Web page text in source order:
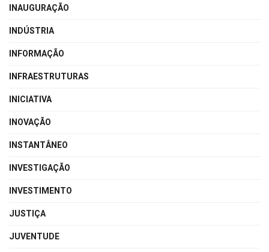
INAUGURAÇÃO
INDÚSTRIA
INFORMAÇÃO
INFRAESTRUTURAS
INICIATIVA
INOVAÇÃO
INSTANTÂNEO
INVESTIGAÇÃO
INVESTIMENTO
JUSTIÇA
JUVENTUDE